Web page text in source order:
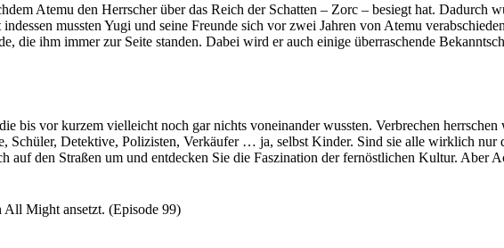
Atemu den Herrscher über das Reich der Schatten – Zorc – besiegt hat. Dadurch
mussten Yugi und seine Freunde sich vor zwei Jahren von Atemu
die ihm immer zur Seite standen. Dabei wird er auch einige überraschende
willst du dich lieber seinen Feinden anschließen um den Thron zu erobern?
bis vor kurzem vielleicht noch gar nichts voneinander wussten. Verbrechen
Detektive, Polizisten, Verkäufer … ja, selbst Kinder. Sind sie alle wirklich nur
auf den Straßen um und entdecken Sie die Faszination der fernöstlichen Kultur. Aber
genug in den Abgrund sehen, blickt er irgendwann zu Ihnen zurück.
ein und hilf uns, ihre Geheimnisse zu ergründen.
Might ansetzt. (Episode 99)